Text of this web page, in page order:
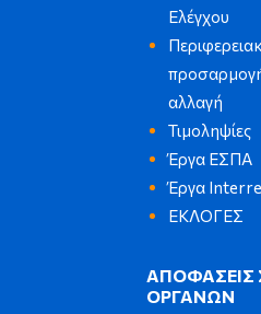
Ελέγχου
αλλαγή
Τιμοληψίες
Έργα ΕΣΠΑ
Έργα
ΕΚΛΟΓΕΣ
ΑΠΟΦΑΣΕΙΣ
ΟΡΓΑΝΩΝ